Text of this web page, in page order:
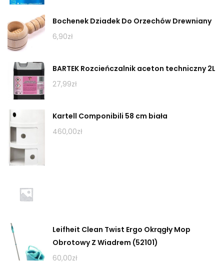
Bochenek Dziadek Do Orzechów Drewniany
6,90zł
BARTEK Rozcieńczalnik aceton techniczny 2L
27,99zł
Kartell Componibili 58 cm biała
460,00zł
Leifheit Clean Twist Ergo Okrągły Mop
Obrotowy Z Wiadrem (52101)
60,00zł